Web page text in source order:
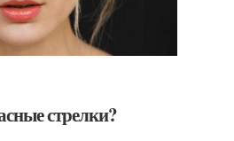
стрелки?